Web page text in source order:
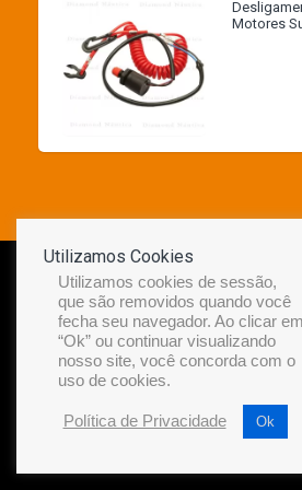
Motores
Desenvolvido por Diamond
Utilizamos Cookies
Utilizamos cookies de sessão,
que são removidos quando você
fecha seu navegador. Ao clicar em
“Ok” ou continuar visualizando
nosso site, você concorda com o
uso de cookies.
Política de Privacidade Ok